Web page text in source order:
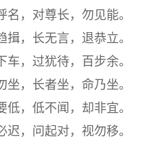
名，对尊长，勿见能。
揖，长无言，退恭立。
车，过犹待，百步余。
坐，长者坐，命乃坐。
低，低不闻，却非宜。
迟，问起对，视勿移。